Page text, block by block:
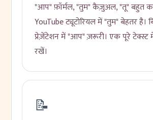
"आप" फ़ॉर्मल, "तुम" कैज़ुअल, "तू" बहुत
YouTube ट्यूटोरियल में "तुम" बेहतर है।
प्रेज़ेंटेशन में "आप" ज़रूरी। एक पूरे टेक्स्ट
रखें।
📝